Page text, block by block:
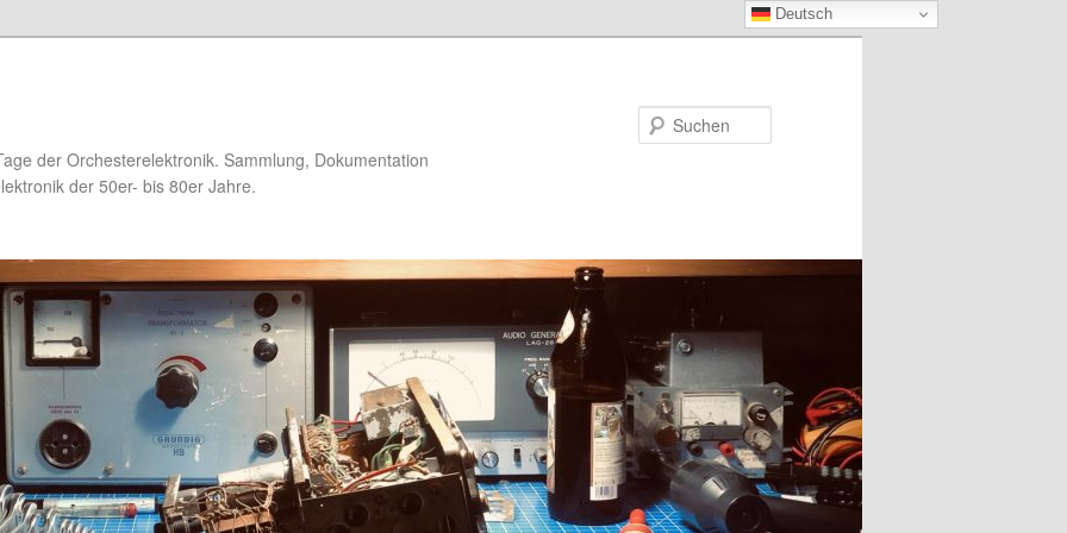
der Orchesterelektronik. Sammlung, Dokumentation
der 50er- bis 80er Jahre.
Deutsch